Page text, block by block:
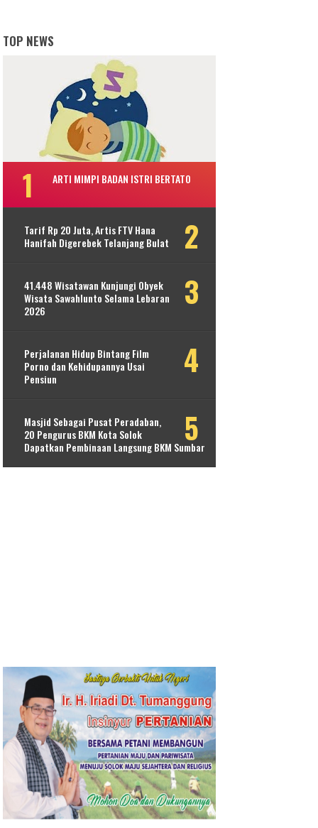
TOP NEWS
ARTI MIMPI BADAN ISTRI BERTATO
Tarif Rp 20 Juta, Artis FTV Hana
Hanifah Digerebek Telanjang Bulat
41.448 Wisatawan Kunjungi Obyek
Wisata Sawahlunto Selama Lebaran
2026
Perjalanan Hidup Bintang Film
Porno dan Kehidupannya Usai
Pensiun
Masjid Sebagai Pusat Peradaban,
20 Pengurus BKM Kota Solok
Dapatkan Pembinaan Langsung BKM Sumbar